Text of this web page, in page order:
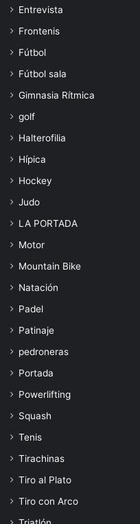
Entrevista
Frontenis
Fútbol
Fútbol sala
Gimnasia Rítmica
golf
Halterofilia
Hípica
Hockey
Judo
LA PORTADA
Motor
Mountain Bike
Natación
Padel
Patinaje
pedroneras
Portada
Powerlifting
Squash
Tenis
Tirachinas
Tiro al Plato
Tiro con Arco